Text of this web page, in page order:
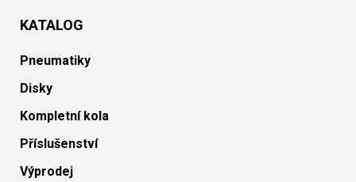
KATALOG
Pneumatiky
Disky
Kompletní kola
Příslušenství
Výprodej